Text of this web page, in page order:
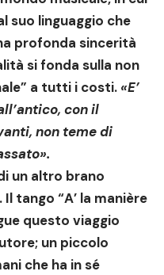
suo linguaggio che
profonda sincerità
si fonda sulla non
a tutti i costi. «E’
con il
non teme di
».
un altro brano
. Il tango “A’ la manière
questo viaggio
un piccolo
che ha in sé